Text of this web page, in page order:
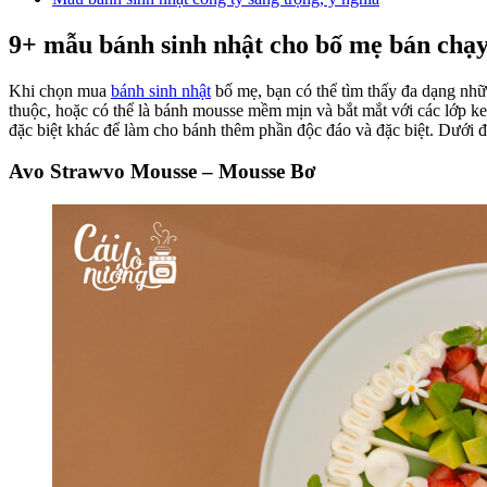
9+ mẫu bánh sinh nhật cho bố mẹ bán
Khi chọn mua bánh sinh nhật bố mẹ, bạn có thể tìm thấy đa dạng
thuộc, hoặc có thể là bánh mousse mềm mịn và bắt mắt với các lớp
đặc biệt khác để làm cho bánh thêm phần độc đáo và đặc biệt.
Avo Strawvo Mousse – Mousse Bơ